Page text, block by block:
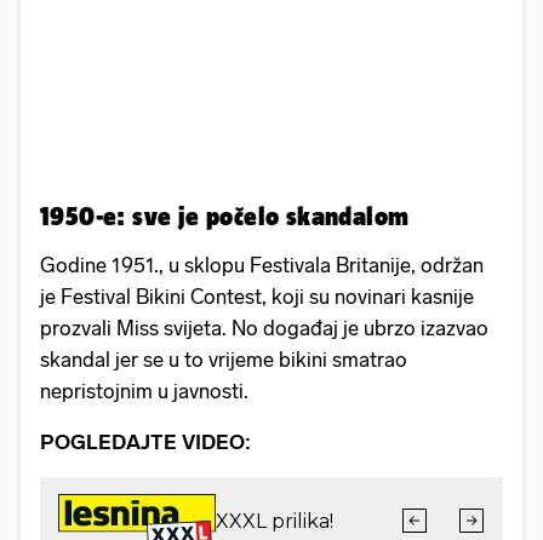
1950-e: sve je počelo skandalom
Godine 1951., u sklopu Festivala Britanije, održan
je Festival Bikini Contest, koji su novinari kasnije
prozvali Miss svijeta. No događaj je ubrzo izazvao
skandal jer se u to vrijeme bikini smatrao
nepristojnim u javnosti.
POGLEDAJTE VIDEO: